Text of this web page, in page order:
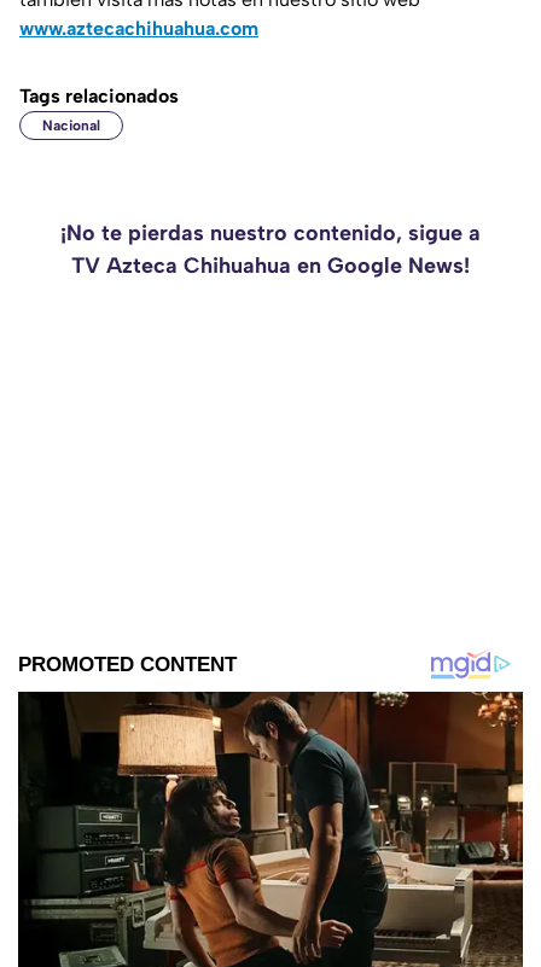
www.aztecachihuahua.com
Tags relacionados
Nacional
¡No te pierdas nuestro contenido, sigue a
TV Azteca Chihuahua en Google News!